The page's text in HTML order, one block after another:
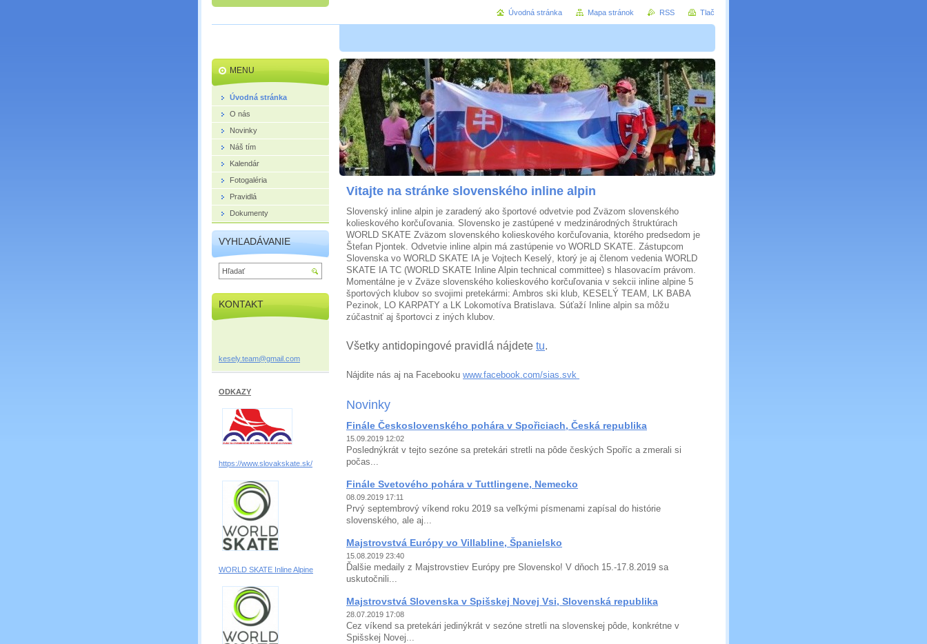
Vitajte na stránke slovenského inline alpin
Slovenský inline alpin je zaradený ako športové odvetvie pod Zväzom slovenského
kolieskového korčuľovania. Slovensko je zastúpené v medzinárodných štruktúrach
WORLD SKATE Zväzom slovenského kolieskového korčuľovania, ktorého predsedom je
Štefan Pjontek. Odvetvie inline alpin má zastúpenie vo WORLD SKATE. Zástupcom
Slovenska vo WORLD SKATE IA je Vojtech Keselý, ktorý je aj členom vedenia WORLD
SKATE IA TC (WORLD SKATE Inline Alpin technical committee) s hlasovacím právom.
Momentálne je v Zväze slovenského kolieskového korčuľovania v sekcii inline alpine 5
športových klubov so svojimi pretekármi: Ambros ski klub, KESELÝ TEAM, LK BABA
Pezinok, LO KARPATY a LK Lokomotíva Bratislava. Súťaží Inline alpin sa môžu
zúčastniť aj športovci z iných klubov.
Všetky antidopingové pravidlá nájdete tu.
Nájdite nás aj na Facebooku www.facebook.com/sias.svk
Novinky
Finále Československého pohára v Spořiciach, Česká republika
15.09.2019 12:02
Poslednýkrát v tejto sezóne sa pretekári stretli na pôde českých Spoříc a zmerali si
počas...
Finále Svetového pohára v Tuttlingene, Nemecko
08.09.2019 17:11
Prvý septembrový víkend roku 2019 sa veľkými písmenami zapísal do histórie
slovenského, ale aj...
Majstrovstvá Európy vo Villabline, Španielsko
15.08.2019 23:40
Ďalšie medaily z Majstrovstiev Európy pre Slovensko! V dňoch 15.-17.8.2019 sa
uskutočnili...
Majstrovstvá Slovenska v Spišskej Novej Vsi, Slovenská republika
28.07.2019 17:08
Cez víkend sa pretekári jedinýkrát v sezóne stretli na slovenskej pôde, konkrétne v
Spišskej Novej...
MENU
Úvodná stránka
O nás
Novinky
Náš tím
Kalendár
Fotogaléria
Pravidlá
Dokumenty
VYHĽADÁVANIE
KONTAKT
kesely.team@gmail.com
ODKAZY
https://www.slovakskate.sk/
WORLD SKATE Inline Alpine
Úvodná stránka Mapa stránok RSS Tlač